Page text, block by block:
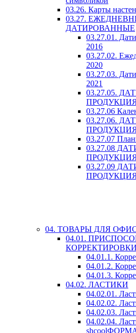
03.26. Карты
03.27.
ДАТИРОВАННЫЕ
03.27.01.
2016
03.27.02.
2020
03.27.03.
2021
03.27.05.
ПРОДУКЦИЯ
03.27.06
03.27.06.
ПРОДУКЦИЯ
03.27.07
03.27.08
ПРОДУКЦИЯ
03.27.09
ПРОДУКЦИЯ
04. ТОВАРЫ ДЛЯ
04.01.
04.01.1.
04.01.2.
04.01.3.
04.02. ЛАСТИКИ
04.02.01.
04.02.02.
04.02.03.
04.02.04.